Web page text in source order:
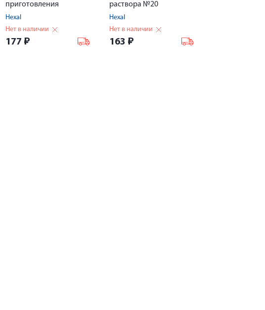
приготовления
раствора №20
Hexal
Нет в наличии
177 ₽
раствора №20
Hexal
Нет в наличии
163 ₽